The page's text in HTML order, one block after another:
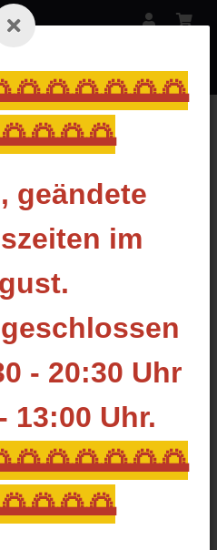
geändete
im
- 20:30 Uhr
13:00 Uhr.